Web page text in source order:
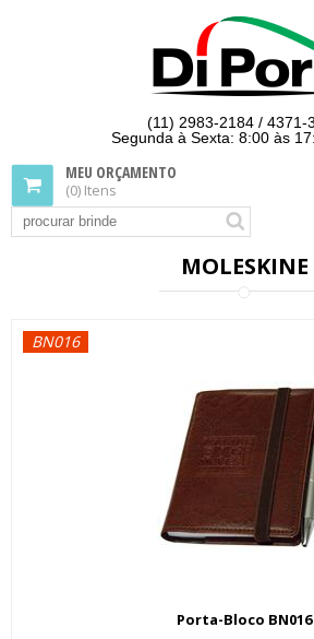
(11) 2983-2184 / 4371-
Segunda à Sexta: 8:00 às
MEU ORÇAMENTO
(0) Itens
MOLESKINE
BN016
Porta-Bloco BN016